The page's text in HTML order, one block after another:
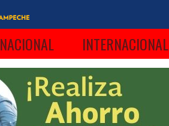
NACIONAL INTERNACIONAL